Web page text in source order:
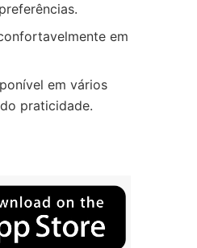
em
em vários
praticidade.